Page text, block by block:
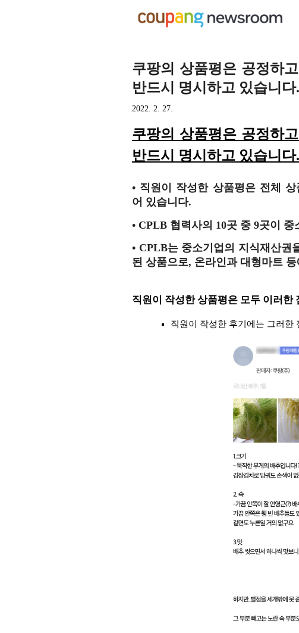
쿠팡의 상품평은 공정하
반드시 명시하고 있습니다.
2022. 2. 27.
쿠팡의 상품평은 공정하
반드시 명시하고 있습니다.
• 직원이 작성한 상품평은 전체
어 있습니다.
• CPLB 협력사의 10곳 중 9곳이
• CPLB는 중소기업의 지식재산권
된 상품으로, 온라인과 대형마트
직원이 작성한 상품평은 모두 이러한
직원이 작성한 후기에는 그러한